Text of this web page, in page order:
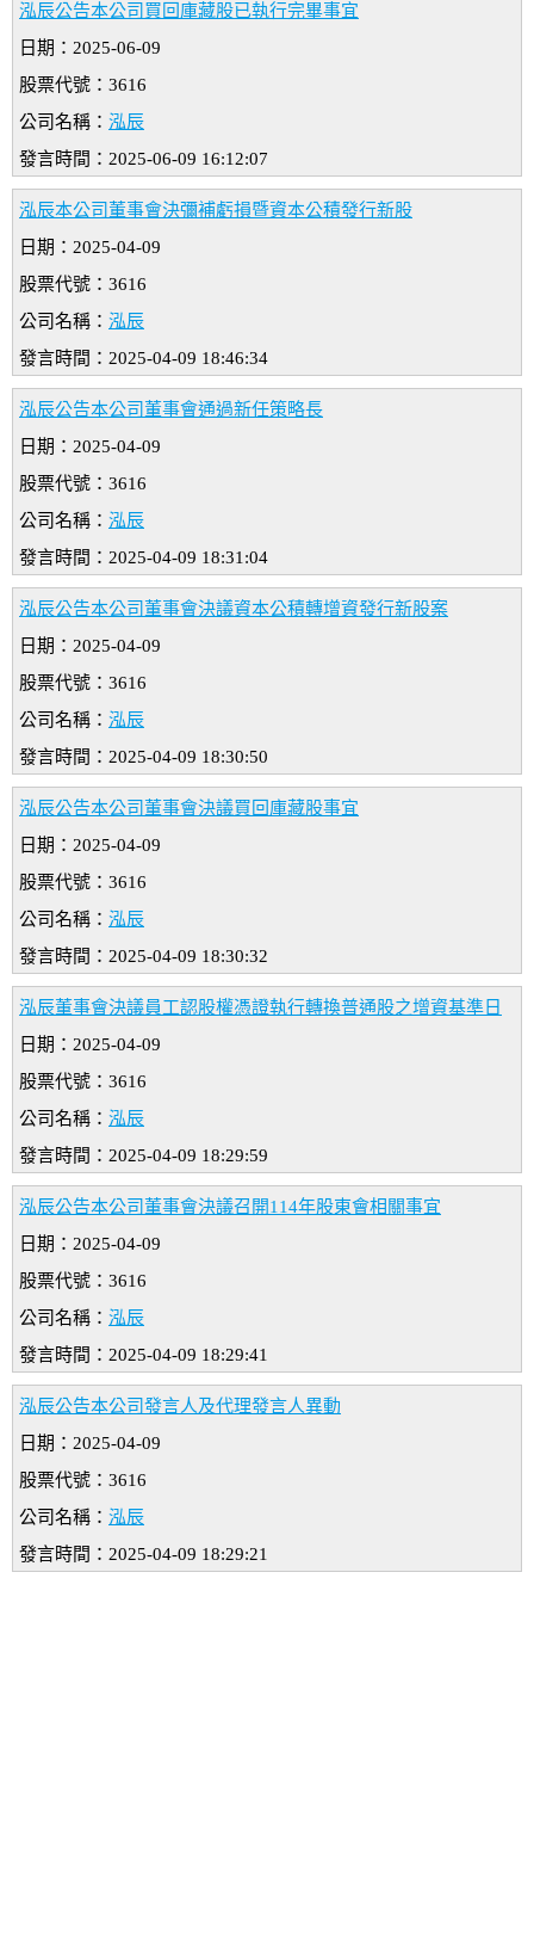
泓辰公告本公司買回庫藏股已執行完畢事宜
日期：2025-06-09
股票代號：3616
公司名稱： 泓辰
發言時間：2025-06-09 16:12:07
泓辰本公司董事會決彌補虧損暨資本公積發行新股
日期：2025-04-09
股票代號：3616
公司名稱： 泓辰
發言時間：2025-04-09 18:46:34
泓辰公告本公司董事會通過新任策略長
日期：2025-04-09
股票代號：3616
公司名稱： 泓辰
發言時間：2025-04-09 18:31:04
泓辰公告本公司董事會決議資本公積轉增資發行新股案
日期：2025-04-09
股票代號：3616
公司名稱： 泓辰
發言時間：2025-04-09 18:30:50
泓辰公告本公司董事會決議買回庫藏股事宜
日期：2025-04-09
股票代號：3616
公司名稱： 泓辰
發言時間：2025-04-09 18:30:32
泓辰董事會決議員工認股權憑證執行轉換普通股之增資基準日
日期：2025-04-09
股票代號：3616
公司名稱： 泓辰
發言時間：2025-04-09 18:29:59
泓辰公告本公司董事會決議召開114年股東會相關事宜
日期：2025-04-09
股票代號：3616
公司名稱： 泓辰
發言時間：2025-04-09 18:29:41
泓辰公告本公司發言人及代理發言人異動
日期：2025-04-09
股票代號：3616
公司名稱： 泓辰
發言時間：2025-04-09 18:29:21